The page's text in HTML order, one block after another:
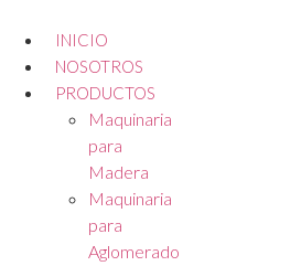
contenido
INICIO
NOSOTROS
PRODUCTOS
Maquinaria
para
Madera
Maquinaria
para
Aglomerado